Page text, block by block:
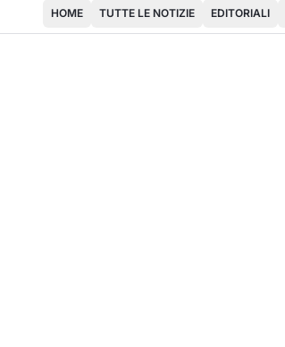
HOME TUTTE LE NOTIZIE EDITORIALI